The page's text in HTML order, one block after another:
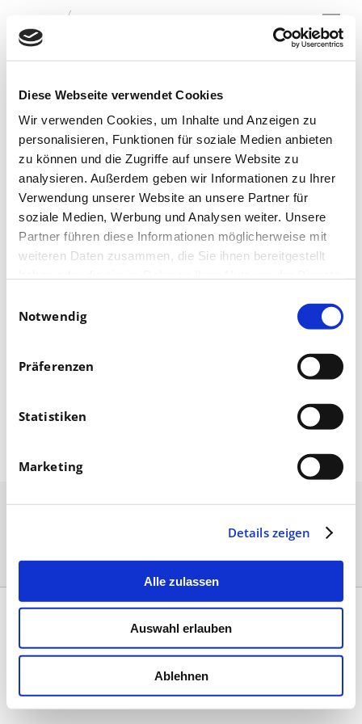
Diese Webseite verwendet Cookies
Wir verwenden Cookies, um Inhalte und Anzeigen zu
personalisieren, Funktionen für soziale Medien anbieten
zu können und die Zugriffe auf unsere Website zu
analysieren. Außerdem geben wir Informationen zu Ihrer
Verwendung unserer Website an unsere Partner für
soziale Medien, Werbung und Analysen weiter. Unsere
Partner führen diese Informationen möglicherweise mit
weiteren Daten zusammen, die Sie ihnen bereitgestellt
Notwendig
Präferenzen
Statistiken
Marketing
Details zeigen
Alle zulassen
Auswahl erlauben
Ablehnen
main
Menu
Oster-Aktion
Kontakt|Impressum & AGB|Datenschutz|Umsetzung